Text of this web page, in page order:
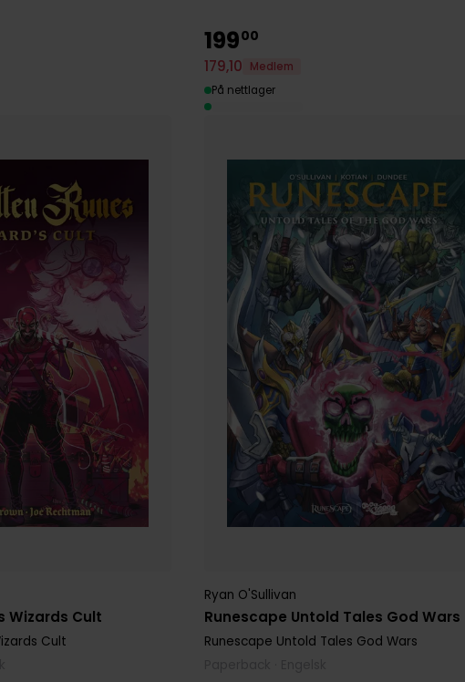
Wizards Cult
Cult
Runescape Untold Tales God Wars
Ryan O'Sullivan
Runescape Untold Tales God Wars
19900
179,10
Medlem
På nettlager